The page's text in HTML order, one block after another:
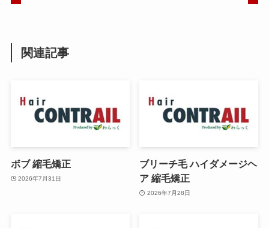
関連記事
ボブ 縮毛矯正
2026年7月31日
ブリーチ毛 ハイダメージヘ
ア 縮毛矯正
2026年7月28日